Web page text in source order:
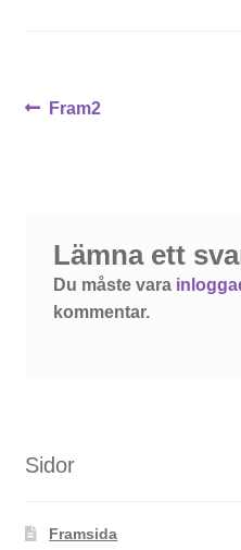
Föregående
Fram2
Lämna ett
Du måste vara
kommentar.
Sidor
Framsida